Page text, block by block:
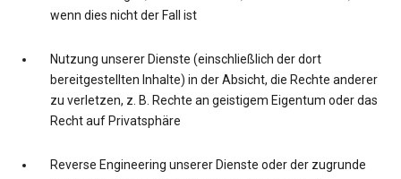
wenn dies nicht der Fall ist
Nutzung unserer Dienste (einschließlich der dort
bereitgestellten Inhalte) in der Absicht, die Rechte anderer
zu verletzen, z. B. Rechte an geistigem Eigentum oder das
Recht auf Privatsphäre
Reverse Engineering unserer Dienste oder der zugrunde